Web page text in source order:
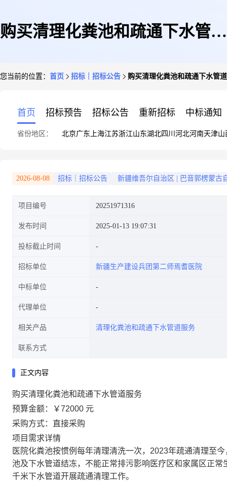
购买清理化粪池和疏通下水管道
您当前的位置： 首页 招标｜招标公告 购买清理化粪池和疏通下水管
首页 招标预告 招标公告 重新招标 中标通知
省份地区： 北京广东 上海江苏浙江山东湖北四川 河北河南天津山
2026-08-08 招标｜招标公告 新疆维吾尔自治区 巴音郭楞蒙古
项目编号 20251971316
发布时间 2025-01-13 19:07:31
投标截止时间
招标单位 新疆生产建设兵团第二师焉耆医院
中标单位
代理单位
相关产品 清理化粪池和疏通下水管道服务
联系方式
正文内容
购买清理化粪池和疏通下水管道服务
预算金额：
￥72000 元
采购方式：直接采购
项目需求详情
医院化粪池按惯例每年清理清洗一次，2023年疏通清理至
池及下水管道结冻，不能正常排污影响医疗区和家属区正
千米下水管道开展疏通清理工作。